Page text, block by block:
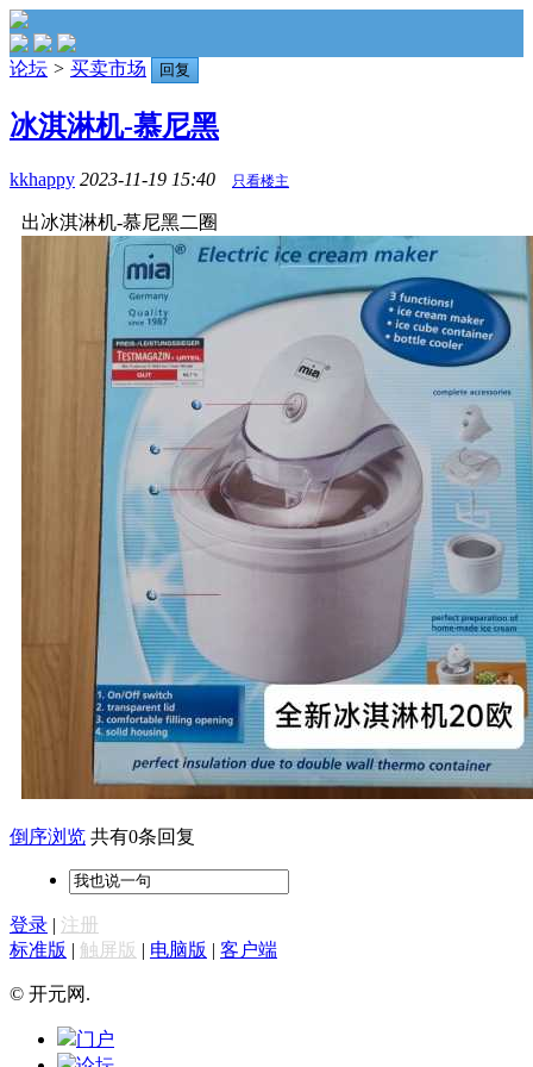
论坛 > 买卖市场 回复
冰淇淋机-慕尼黑
kkhappy 2023-11-19 15:40 只看楼主
出冰淇淋机-慕尼黑二圈
倒序浏览 共有0条回复
登录 | 注册
标准版 | 触屏版 | 电脑版 | 客户端
© 开元网.
门户